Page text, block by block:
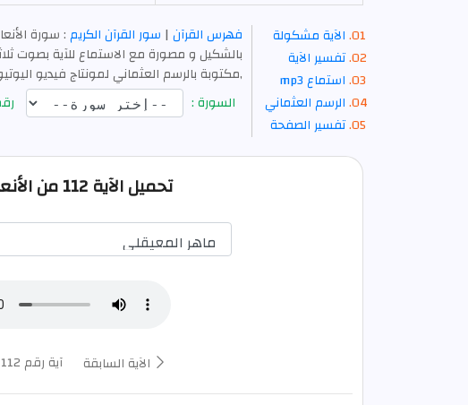
الآية مشكولة
تفسير الآية
استماع mp3
الرسم العثماني
تفسير الصفحة
فهرس القرآن | سور القرآن الكريم
بالشكيل و مصورة مع الاستماع للآية بصوت
,مكتوبة بالرسم العثماني لمونتاج فيديو
السورة :
تحميل الآية 112 من الأنعام صوت mp3
اختيار
الآية السابقة آية رقم 112